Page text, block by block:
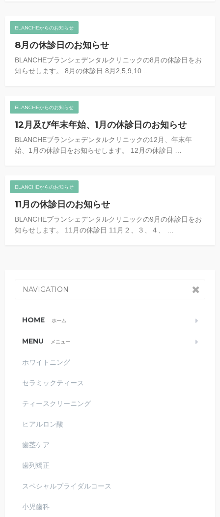
BLANCHEからのお知らせ
8月の休診日のお知らせ
BLANCHEブランシェデンタルクリニックの8月の休診日をお
知らせします。 8月の休診日 8月2,5,9,10 …
BLANCHEからのお知らせ
12月及び年末年始、1月の休診日のお知らせ
BLANCHEブランシェデンタルクリニックの12月、年末年
始、1月の休診日をお知らせします。 12月の休診日 …
BLANCHEからのお知らせ
11月の休診日のお知らせ
BLANCHEブランシェデンタルクリニックの9月の休診日をお
知らせします。 11月の休診日 11月２、３、４、 …
NAVIGATION
HOME ホーム
MENU メニュー
ホワイトニング
セラミックティース
ティースクリーニング
ヒアルロン酸
歯茎ケア
歯列矯正
スペシャルブライダルコース
小児歯科